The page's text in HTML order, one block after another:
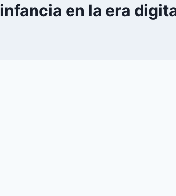
infancia en la era